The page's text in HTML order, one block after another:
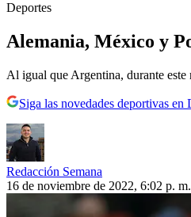
Deportes
Alemania, México y
Al igual que Argentina, durante este
Siga las novedades deportivas en
Redacción Semana
16 de noviembre de 2022, 6:02 p. m.